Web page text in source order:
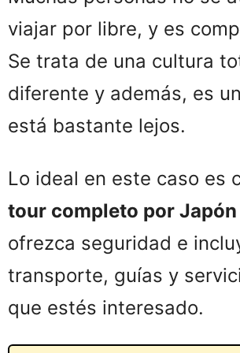
viajar por libre, y es
Se trata de una cultura
diferente y además, es
está bastante lejos.
Lo ideal en este caso es
tour completo por Japón
ofrezca seguridad e
transporte, guías y
que estés interesado.